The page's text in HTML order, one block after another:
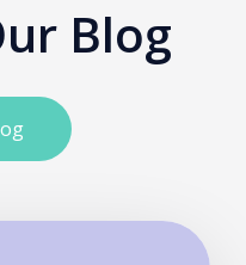
Blog